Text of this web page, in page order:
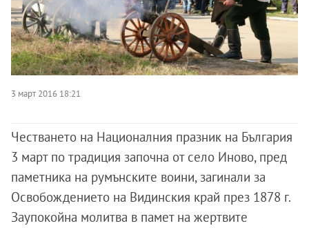
3 март 2016 18:21
Честването на Националния празник на България
3 март по традиция започна от село Иново, пред
паметника на румънските воини, загинали за
Освобождението на Видинския край през 1878 г.
Заупокойна молитва в памет на жертвите